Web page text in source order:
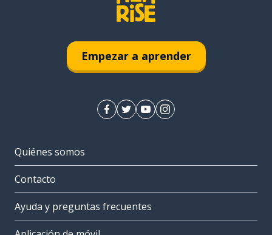
Empezar a aprender
Quiénes somos
Contacto
Ayuda y preguntas frecuentes